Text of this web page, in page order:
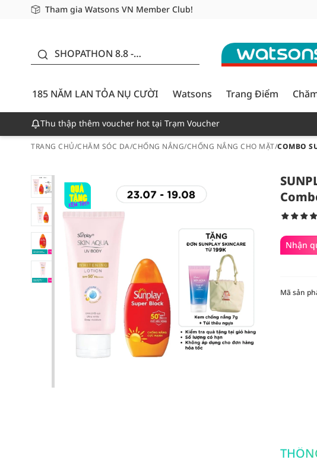
Tham gia Watsons VN Member Club!
Miễn phí giao hàng cho đơn hàng từ 249,000Đ
Giao hàng nhanh 24h - Áp dụng khu vực TP. Hồ Chí Minh
SHOPATHON 8.8 -
CƯỜI - GIẢM ĐẾN
50%
185 NĂM LAN TỎA NỤ CƯỜI
Watsons Trang Điểm
Thu thập thêm voucher hot tại Trạm Voucher
TRANG CHỦ/CHĂM SÓC DA/CHỐNG NẮNG/CHỐNG NẮNG CHO MẶT/COMBO
Nhận
Mã sản